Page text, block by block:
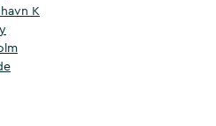
K